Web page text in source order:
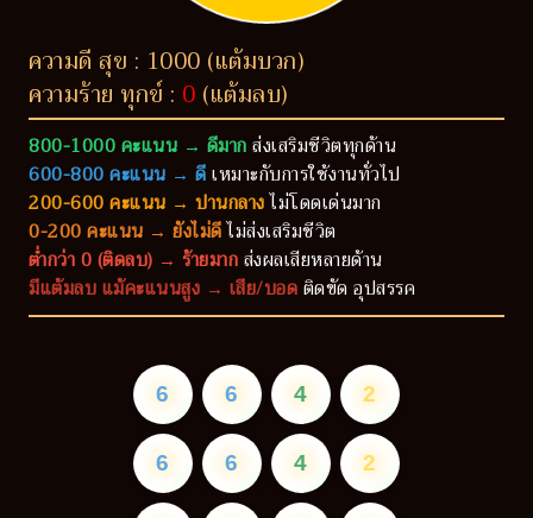
ความดี สุข : 1000 (แต้มบวก)
ความร้าย ทุกข์ : 0 (แต้มลบ)
800-1000 คะแนน → ดีมากส่งเสริมชีวิตทุกด้าน
600-800 คะแนน → ดีเหมาะกับการใช้งานทั่วไป
200-600 คะแนน → ปานกลางไม่โดดเด่นมาก
0-200 คะแนน → ยังไม่ดีไม่ส่งเสริมชีวิต
ต่ำกว่า 0 (ติดลบ) → ร้ายมากส่งผลเสียหลายด้าน
มีแต้มลบ แม้คะแนนสูง → เสีย/บอดติดขัด อุปสรรค
6 6 4 2
6 6 4 2